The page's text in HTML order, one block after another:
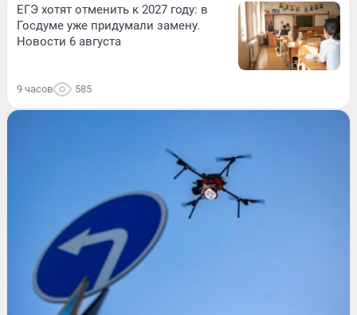
ЕГЭ хотят отменить к 2027 году: в
Госдуме уже придумали замену.
Новости 6 августа
9 часов 585